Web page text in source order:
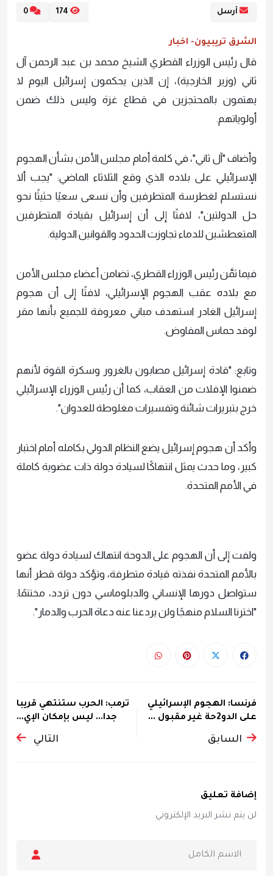
أرسل
الشرق تريبيون- اخبار
قال رئيس الوزراء القطري الشيخ محمد بن عبد الرحمن آل
ثاني (وزير الخارجية)، إن الذين يحكمون إسرائيل اليوم لا
يهتمون بالمحتجزين في قطاع غزة وليس ذلك ضمن
أولوياتهم.
وأضاف "آل ثاني"، في كلمة أمام مجلس الأمن بشأن الهجوم
الإسرائيلي على بلاده الذي وقع الثلاثاء الماضي: "يجب ألا
نستسلم لغطرسة المتطرفين وأن نسعى سعيًا حثيثًا نحو
حل الدولتين"، لافتًا إلى أن إسرائيل بقيادة المتطرفين
المتعطشين للدماء تجاوزت الحدود والقوانين الدولية.
فيما ثمَّن رئيس الوزراء القطري، تضامن أعضاء مجلس الأمن
مع بلاده عقب الهجوم الإسرائيلي، لافتًا إلى أن هجوم
إسرائيل الغادر استهدف مباني معروفة للجميع بأنها مقر
لوفد حماس المفاوض.
وتابع: "قادة إسرائيل مصابون بالغرور وسكرة القوة لأنهم
ضمنوا الإفلات من العقاب، كما أن رئيس الوزراء الإسرائيلي
خرج بتبريرات شائنة وتفسيرات مغلوطة للعدوان".
وأكد أن هجوم إسرائيل يضع النظام الدولي بكامله أمام اختبار
كبير، وما حدث يمثل انتهاكًا لسيادة دولة ذات عضوية كاملة
في الأمم المتحدة.
ولفت إلى أن الهجوم على الدوحة انتهاك لسيادة دولة عضو
بالأمم المتحدة نفذته قيادة متطرفة، وتؤكد دولة قطر أنها
ستواصل دورها الإنساني والدبلوماسي دون تردد، مختتمًا:
"اخترنا السلام منهجًا ولن يردعنا عنه دعاة الحرب والدمار".
فرنسا: الهجوم الإسرائيلي
على الدو2حة غير مقبول ...
السابق
ترمب: الحرب ستنتهي قريبا
جدا... ليس بإمكان الإي...
التالي
إضافة تعليق
لن يتم نشر البريد الإلكتروني